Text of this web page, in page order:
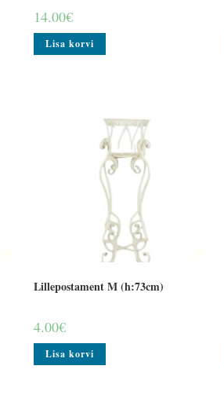
14.00€
Lisa korvi
Lillepostament M (h:73cm)
4.00€
Lisa korvi